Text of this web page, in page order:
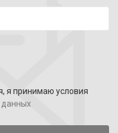
я принимаю условия
данных